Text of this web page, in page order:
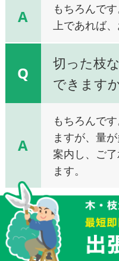
A
もちろんで
上であれば
Q
切った枝
できます
A
もちろんで
ますが、量
案内し、ご
ます。